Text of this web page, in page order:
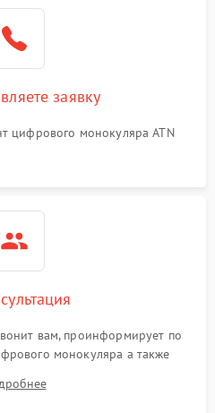
заявку
цифрового монокуляра ATN
вам, проинформирует по
монокуляра а также